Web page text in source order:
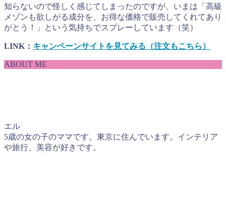
知らないので怪しく感じてしまったのですが、いまは「高級
メゾンも欲しがる成分を、お得な価格で販売してくれてあり
がとう！」という気持ちでスプレーしています（笑）
LINK： キャンペーンサイトを見てみる（注文もこちら）
ABOUT ME
エル
5歳の女の子のママです。東京に住んでいます。インテリア
や旅行、美容が好きです。